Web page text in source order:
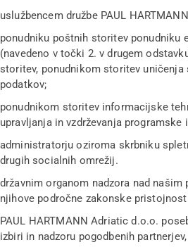
uslužbencem družbe PAUL
ponudniku poštnih storitev ponudniku
(navedeno v točki 2. v drugem
storitev, ponudnikom storitev uničenja
podatkov;
ponudnikom storitev informacijske
upravljanja in vzdrževanja programske
administratorju oziroma skrbniku
drugih socialnih omrežij.
državnim organom nadzora nad našim
njihove področne zakonske
PAUL HARTMANN Adriatic d.o.o.
izbiri in nadzoru pogodbenih